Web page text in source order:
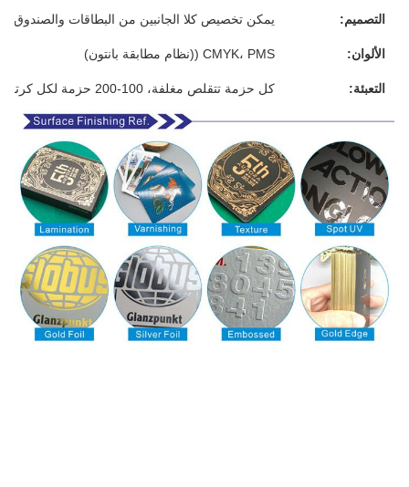
التصميم:
يمكن تخصيص كلا الجانبين من البطاقات والصندوق
الألوان: CMYK، PMS ((نظام مطابقة بانتون)
التعبئة: كل حزمة تتقلص مغلفة، 100-200 حزمة لكل كرتون